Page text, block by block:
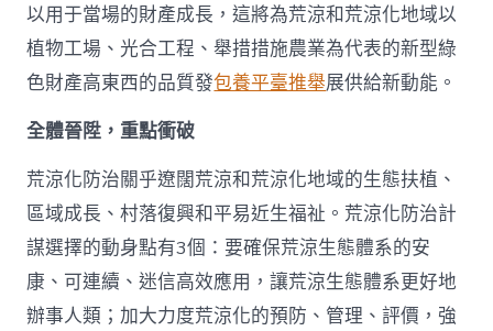
以用于當場的財產成長，這將為荒涼和荒涼化地域以
植物工場、光合工程、舉措措施農業為代表的新型綠
色財產高東西的品質發包養平臺推舉展供給新動能。
全體晉陞，重點衝破
荒涼化防治關乎遼闊荒涼和荒涼化地域的生態扶植、
區域成長、村落復興和平易近生福祉。荒涼化防治計
謀選擇的動身點有3個：要確保荒涼生態體系的安
康、可連續、迷信高效應用，讓荒涼生態體系更好地
辦事人類；加大力度荒涼化的預防、管理、評價，強